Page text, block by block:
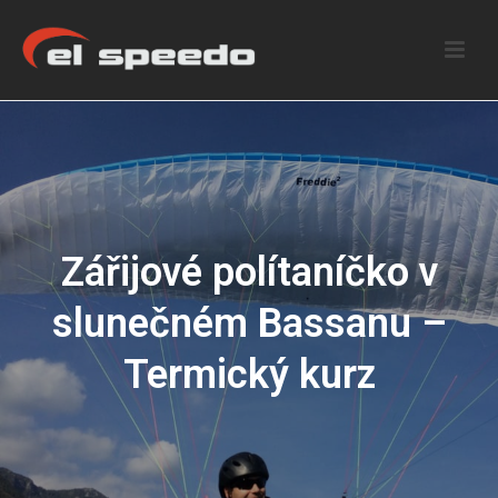
Zářijové polítaníčko v
slunečném Bassanu –
Termický kurz